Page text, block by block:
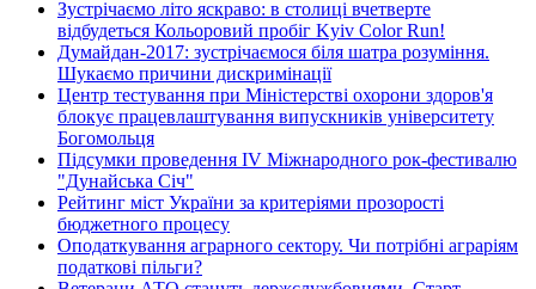
Зустрічаємо літо яскраво: в столиці вчетверте
відбудеться Кольоровий пробіг Kyiv Color Run!
Думайдан-2017: зустрічаємося біля шатра розуміння.
Шукаємо причини дискримінації
Центр тестування при Міністерстві охорони здоров'я
блокує працевлаштування випускників університету
Богомольця
Підсумки проведення IV Міжнародного рок-фестивалю
"Дунайська Січ"
Рейтинг міст України за критеріями прозорості
бюджетного процесу
Оподаткування аграрного сектору. Чи потрібні аграріям
податкові пільги?